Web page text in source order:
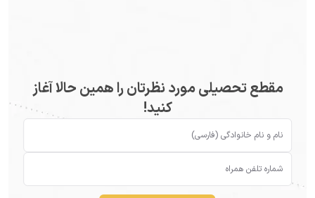
مقطع تحصیلی مورد نظرتان را همین حالا آغاز
کنید!